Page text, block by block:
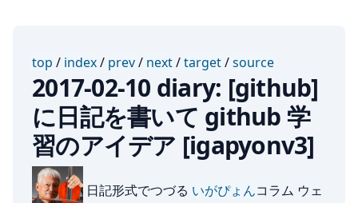
top / index/ prev/ next/target/source
2017-02-10 diary: [github]
に日記を書いて github 学
習のアイデア [igapyonv3]
日記形式でつづる いがぴょんコラム ウェ